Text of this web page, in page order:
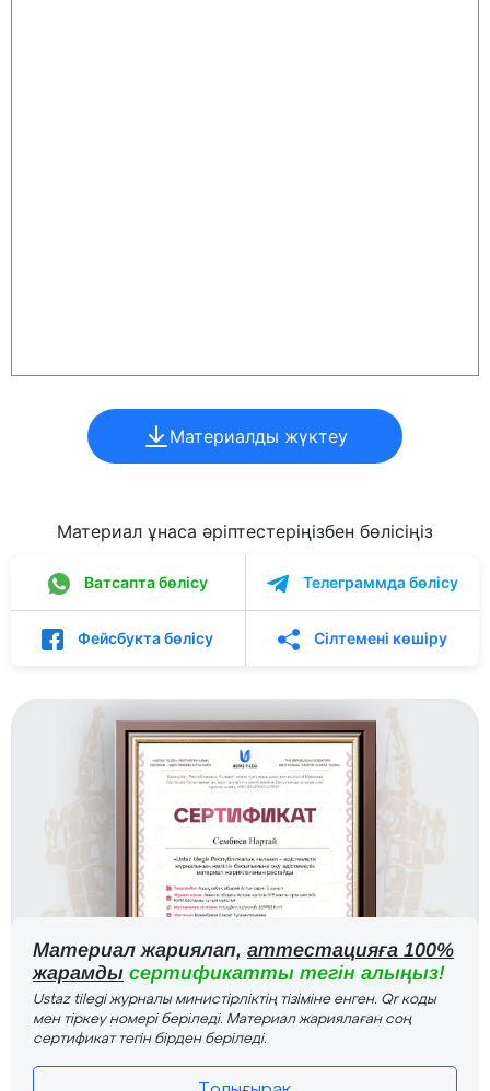
Материалды жүктеу
Материал ұнаса әріптестеріңізбен бөлісіңіз
Ватсапта бөлісу Телеграммда бөлісу
Фейсбукта бөлісу Сілтемені көшіру
Материал жариялап, аттестацияға 100%
жарамды сертификатты тегін алыңыз!
Ustaz tilegi журналы министірліктің тізіміне енген. Qr коды
мен тіркеу номері беріледі. Материал жариялаған соң
сертификат тегін бірден беріледі.